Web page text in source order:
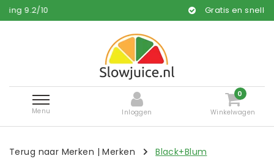
/10 Gratis en snelle
Menu Inloggen
0
Winkelwagen
Terug naar Merken |Merken Black+Blum